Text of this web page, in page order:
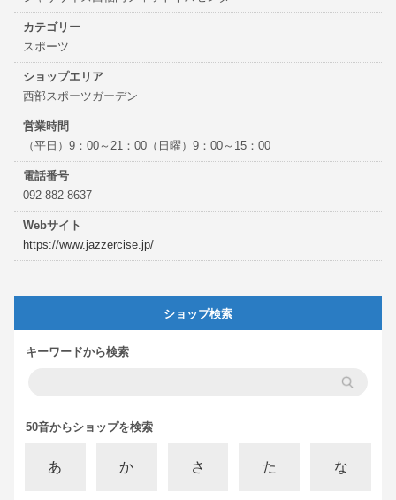
カテゴリー
スポーツ
ショップエリア
西部スポーツガーデン
営業時間
（平日）9：00～21：00（日曜）9：00～15：00
電話番号
092-882-8637
Webサイト
https://www.jazzercise.jp/
ショップ検索
キーワードから検索
50音からショップを検索
あ か さ た な